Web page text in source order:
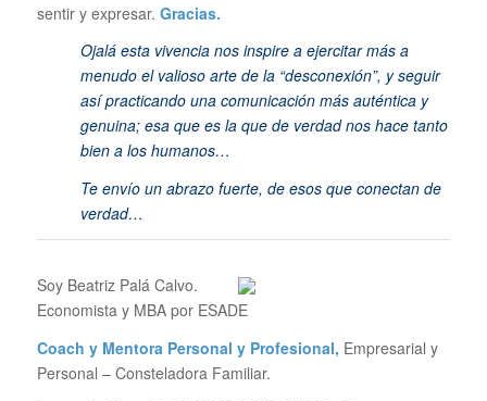
sentir y expresar. Gracias.
Ojalá esta vivencia nos inspire a ejercitar más a
menudo el valioso arte de la “desconexión”, y seguir
así practicando una comunicación más auténtica y
genuina; esa que es la que de verdad nos hace tanto
bien a los humanos…
Te envío un abrazo fuerte, de esos que conectan de
verdad…
Soy Beatriz Palá Calvo.
Economista y MBA por ESADE
Coach y Mentora Personal y Profesional, Empresarial y
Personal – Consteladora Familiar.